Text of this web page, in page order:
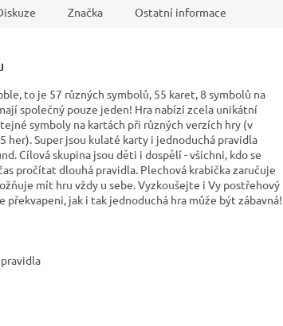
Značka Ostatní informace
to je 57 různých symbolů, 55 karet, 8 symbolů na
společný pouze jeden! Hra nabízí zcela unikátní
symboly na kartách při různých verzích hry (v
her). Super jsou kulaté karty i jednoduchá pravidla
Cílová skupina jsou děti i dospělí - všichni, kdo se
pročítat dlouhá pravidla. Plechová krabička zaručuje
mít hru vždy u sebe. Vyzkoušejte i Vy postřehový
jak i tak jednoduchá hra může být zábavná!
pravidla